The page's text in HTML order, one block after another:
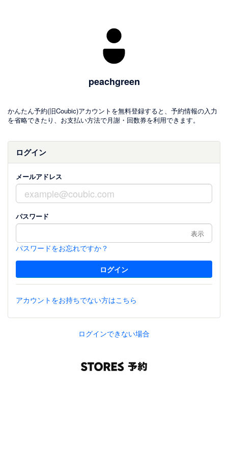
peachgreen
かんたん予約(旧Coubic)アカウントを無料登録すると、予約情報の入力
を省略できたり、お支払い方法で月謝・回数券を利用できます。
ログイン
メールアドレス
パスワード
表示
パスワードをお忘れですか？
アカウントをお持ちでない方はこちら
ログインできない場合